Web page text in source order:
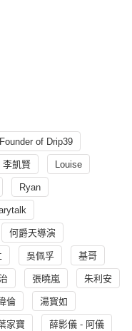
of Drip39
李凱賢 Louise
Ryan
何爵天導演
吳佩孚 基哥
張曉嵐 朱利安
倫 湯寳如
家寶 薛影儀 - 阿儀